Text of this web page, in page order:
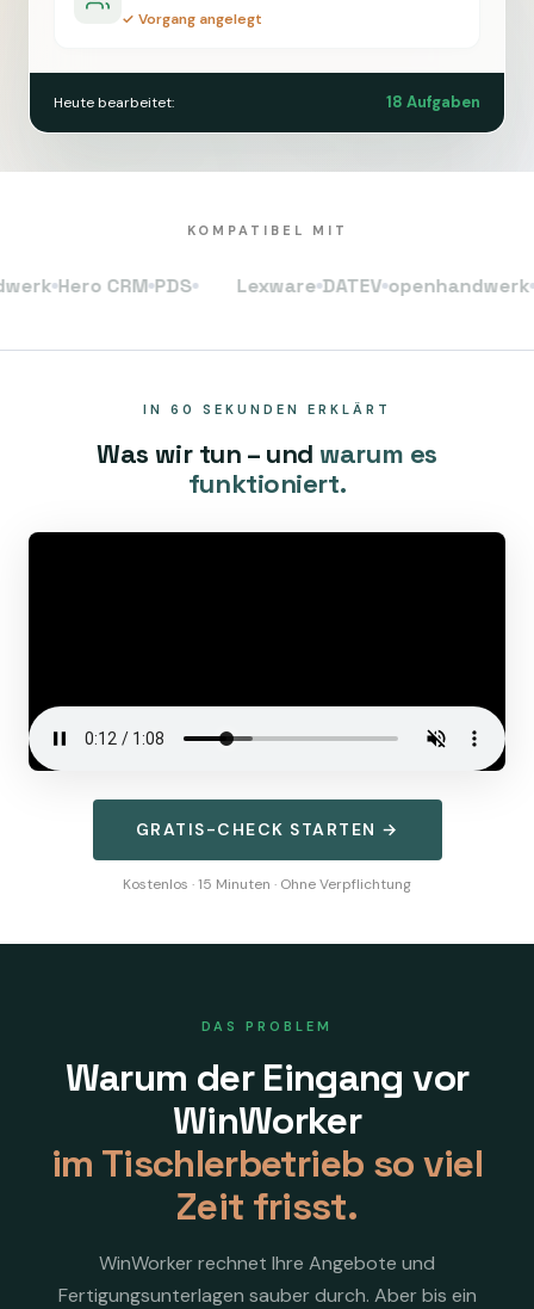
✓ Vorgang angelegt
Heute bearbeitet: 18 Aufgaben
KOMPATIBEL MIT
Hero CRM PDS Lexware DATEV openhandwerk
IN 60 SEKUNDEN ERKLÄRT
Was wir tun – und warum es
funktioniert.
GRATIS-CHECK STARTEN →
Kostenlos · 15 Minuten · Ohne Verpflichtung
DAS PROBLEM
Warum der Eingang vor
WinWorker
im Tischlerbetrieb so viel
Zeit frisst.
WinWorker rechnet Ihre Angebote und
Fertigungsunterlagen sauber durch. Aber bis ein